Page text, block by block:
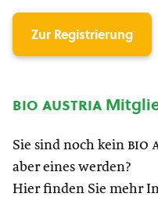
Zur Registrierung
bio austria
Sie sind noch kein bio
aber eines werden?
Hier finden Sie mehr